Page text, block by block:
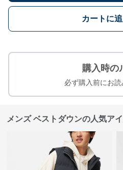
カートに
購入時の
必ず購入前にお読
メンズ ベストダウンの人気ア